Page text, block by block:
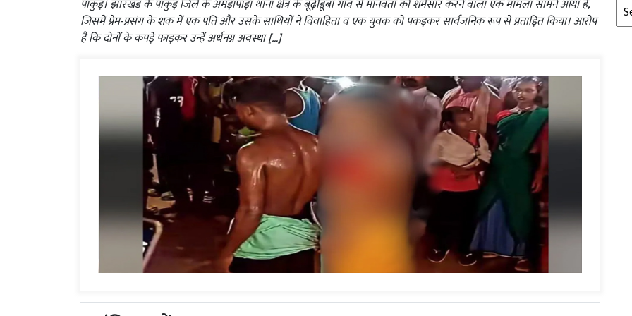
पाकुड़। झारखंड के पाकुड़ जिले के अमड़ापाड़ा थाना क्षेत्र के बूढ़ीडूबा गांव से मानवता को शर्मसार करने वाला एक मामला सामने आया है,
जिसमें प्रेम‑प्रसंग के शक में एक पति और उसके साथियों ने विवाहिता व एक युवक को पकड़कर सार्वजनिक रूप से प्रताड़ित किया। आरोप
है कि दोनों के कपड़े फाड़कर उन्हें अर्धनग्न अवस्था […]